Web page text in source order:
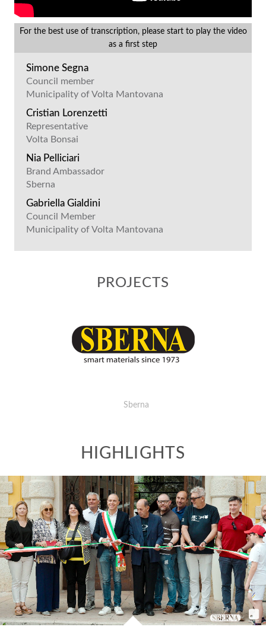
For the best use of transcription, please start to play the video
as a first step
Simone Segna
Council member
Municipality of Volta Mantovana
Cristian Lorenzetti
Representative
Volta Bonsai
Nia Pelliciari
Brand Ambassador
Sberna
Gabriella Gialdini
Council Member
Municipality of Volta Mantovana
PROJECTS
Sberna